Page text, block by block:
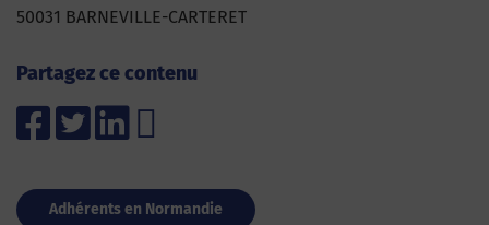
50031 BARNEVILLE-CARTERET
Partagez ce contenu
Adhérents en Normandie